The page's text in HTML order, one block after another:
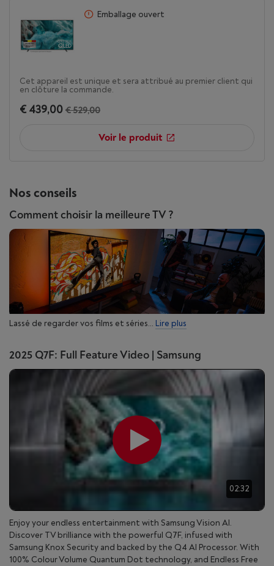
Emballage ouvert
Cet appareil est unique et sera attribué au premier client qui
en clôture la commande.
€ 439,00 € 529,00
Voir le produit
Nos conseils
Comment choisir la meilleure TV ?
Lassé de regarder vos films et séries... Lire plus
2025 Q7F: Full Feature Video | Samsung
02:32
Enjoy your endless entertainment with Samsung Vision AI.
Discover TV brilliance with the powerful Q7F, infused with
Samsung Knox Security and backed by the Q4 AI Processor. With
100% Colour Volume Quantum Dot technology, and Endless Free